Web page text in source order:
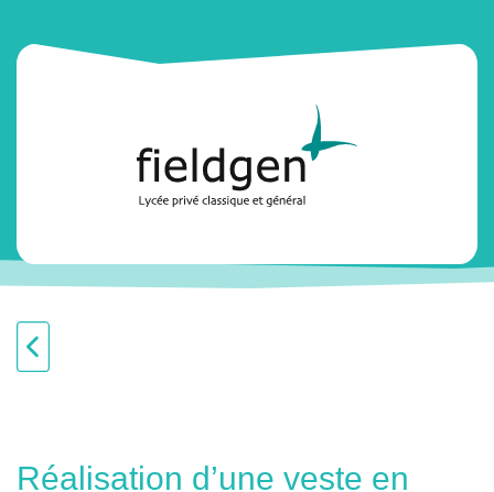
Réalisation d’une veste en